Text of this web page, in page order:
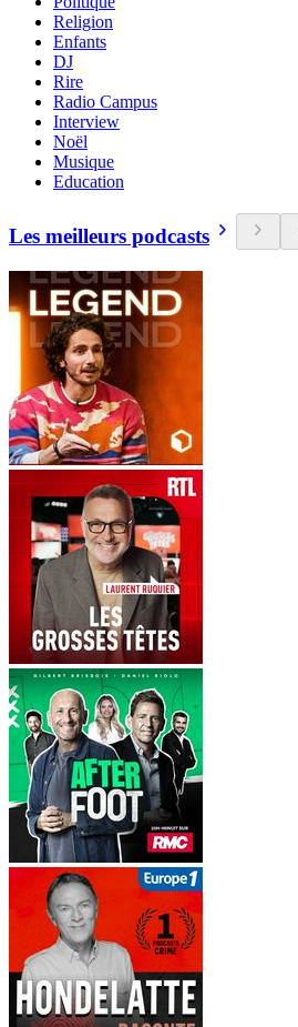
Religion
Enfants
DJ
Rire
Radio Campus
Interview
Noël
Musique
Education
Les meilleurs podcasts